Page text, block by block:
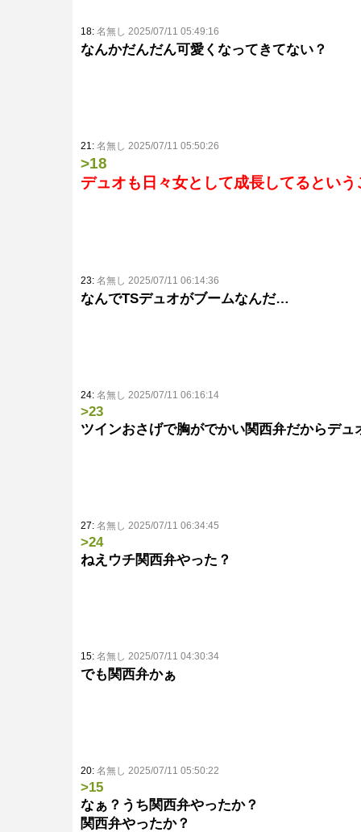
18: 名無し 2025/07/11 05:49:16
なんかだんだん可愛くなってきてない？
21: 名無し 2025/07/11 05:50:26
>18
デュオも日々女として成長してるという
23: 名無し 2025/07/11 06:14:36
なんでTSデュオがブームなんだ…
24: 名無し 2025/07/11 06:16:14
>23
ツインおさげで胸がでかい関西弁だからデ
27: 名無し 2025/07/11 06:34:45
>24
ねえウチ関西弁やった？
15: 名無し 2025/07/11 04:30:34
でも関西弁かぁ
20: 名無し 2025/07/11 05:50:22
>15
なぁ？うち関西弁やったか？
関西弁やったか？